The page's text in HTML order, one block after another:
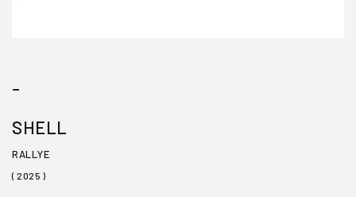
_
SHELL
RALLYE
( 2025 )